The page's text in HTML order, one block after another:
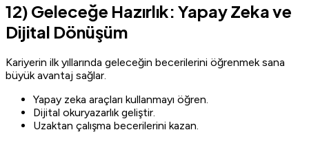
12) Geleceğe Hazırlık: Yapay Zeka ve
Dijital Dönüşüm
Kariyerin ilk yıllarında geleceğin becerilerini öğrenmek sana
büyük avantaj sağlar.
Yapay zeka araçları kullanmayı öğren.
Dijital okuryazarlık geliştir.
Uzaktan çalışma becerilerini kazan.